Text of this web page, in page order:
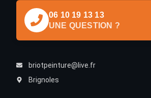
06 10 19 13 13
UNE QUESTION ?
briotpeinture@live.fr
Brignoles